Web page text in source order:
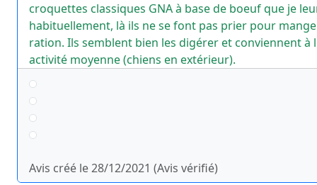
croquettes classiques GNA à base de boeuf que je
habituellement, là ils ne se font pas prier pour
ration. Ils semblent bien les digérer et conviennent à
activité moyenne (chiens en extérieur).
Avis créé le 28/12/2021 (Avis vérifié)